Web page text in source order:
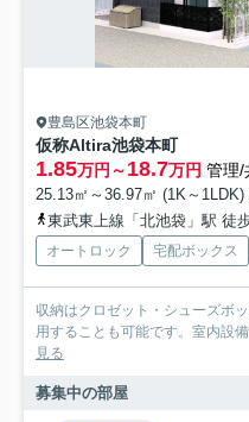
豊島区池袋本町
仮称Altira池袋本町
1.85万円～18.7万円 管理/
25.13㎡～36.97㎡ (1K～
東武東上線「北池袋」駅 徒
オートロック 宅配ボックス
収納はクロゼット・シューズボ
用することも可能です。室内設
見る
募集中の部屋